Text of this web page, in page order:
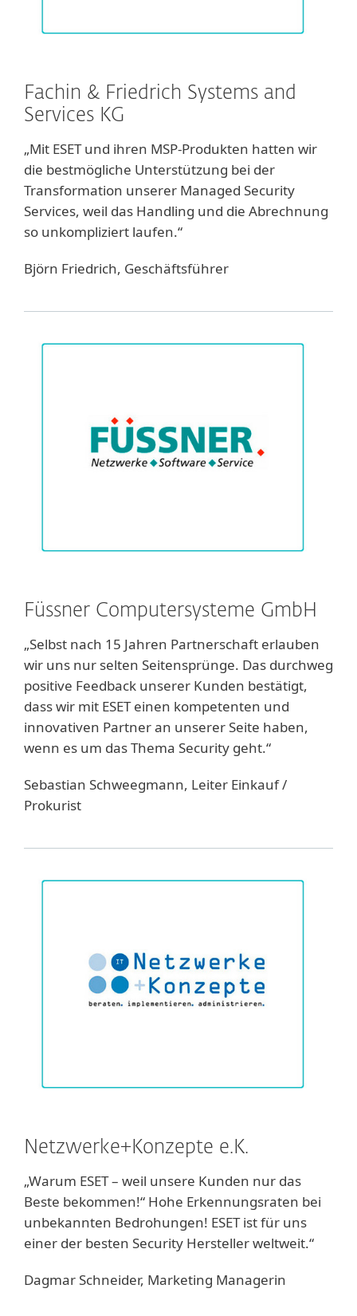
Fachin & Friedrich Systems and
Services KG
„Mit ESET und ihren MSP-Produkten hatten wir
die bestmögliche Unterstützung bei der
Transformation unserer Managed Security
Services, weil das Handling und die Abrechnung
so unkompliziert laufen.“
Björn Friedrich, Geschäftsführer
Füssner Computersysteme GmbH
„Selbst nach 15 Jahren Partnerschaft erlauben
wir uns nur selten Seitensprünge. Das durchweg
positive Feedback unserer Kunden bestätigt,
dass wir mit ESET einen kompetenten und
innovativen Partner an unserer Seite haben,
wenn es um das Thema Security geht.“
Sebastian Schweegmann, Leiter Einkauf /
Prokurist
Netzwerke+Konzepte e.K.
„Warum ESET – weil unsere Kunden nur das
Beste bekommen!“ Hohe Erkennungsraten bei
unbekannten Bedrohungen! ESET ist für uns
einer der besten Security Hersteller weltweit.“
Dagmar Schneider, Marketing Managerin